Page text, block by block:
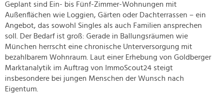
Geplant sind Ein- bis Fünf-Zimmer-Wohnungen mit
Außenflächen wie Loggien, Gärten oder Dachterrassen – ein
Angebot, das sowohl Singles als auch Familien ansprechen
soll. Der Bedarf ist groß: Gerade in Ballungsräumen wie
München herrscht eine chronische Unterversorgung mit
bezahlbarem Wohnraum. Laut einer Erhebung von Goldberger
Marktanalytik im Auftrag von ImmoScout24 steigt
insbesondere bei jungen Menschen der Wunsch nach
Eigentum.